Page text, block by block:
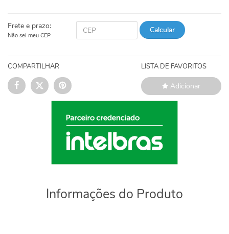
Frete e prazo:
Não sei meu CEP
Calcular
COMPARTILHAR LISTA DE FAVORITOS
Adicionar
Informações do Produto